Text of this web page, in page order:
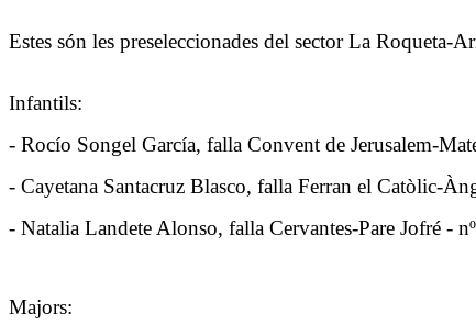
Estes són les preseleccionades del sector La Roqueta-
Infantils:
- Rocío Songel García, falla Convent de Jerusalem-
- Cayetana Santacruz Blasco, falla Ferran el Catòlic-
- Natalia Landete Alonso, falla Cervantes-Pare Jofré -
Majors: